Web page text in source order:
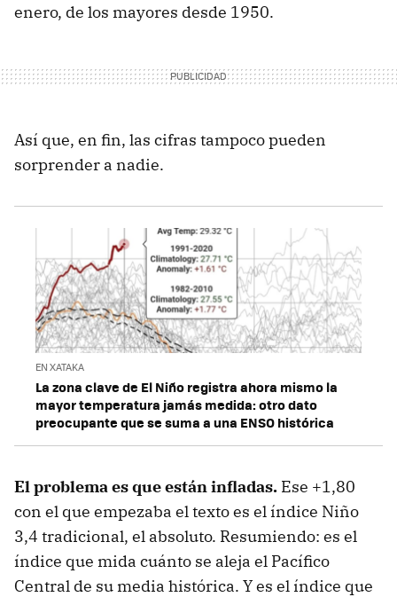
enero, de los mayores desde 1950.
Así que, en fin, las cifras tampoco pueden
sorprender a nadie.
EN XATAKA
La zona clave de El Niño registra ahora mismo la
mayor temperatura jamás medida: otro dato
preocupante que se suma a una ENSO histórica
El problema es que están infladas. Ese +1,80
con el que empezaba el texto es el índice Niño
3,4 tradicional, el absoluto. Resumiendo: es el
índice que mida cuánto se aleja el Pacífico
Central de su media histórica. Y es el índice que